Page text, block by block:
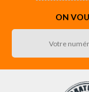
ON